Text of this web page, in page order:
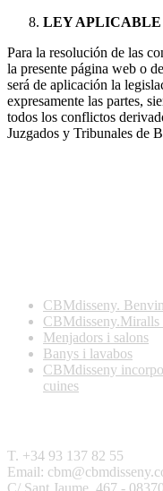
LEY
Para la resolución de las
la presente página web o
será de aplicación la
expresamente las partes,
todos los conflictos
Juzgados y Tribunales de
CBMdisseny.
CBMdisseny.Miralls
Menjadors i salons
Banys i lavabos
CBMdisseny
cuines
T. +34 93 137 82 55
Email:
C/ Sant Jaume, 467 -